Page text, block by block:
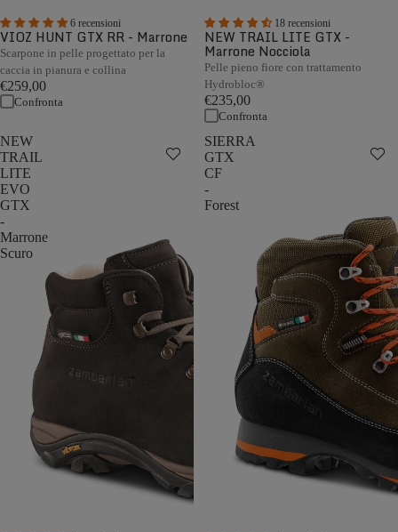
6 recensioni
VIOZ HUNT GTX RR - Marrone
Scarpone in pelle progettato per la
caccia in pianura e collina
€259,00
Confronta
18 recensioni
NEW TRAIL LITE GTX -
Marrone Nocciola
Pelle pieno fiore con trattamento
Hydrobloc®
€235,00
Confronta
NEW
TRAIL
LITE
EVO
GTX
-
Marrone
Scuro
SIERRA
GTX
CF
-
Forest